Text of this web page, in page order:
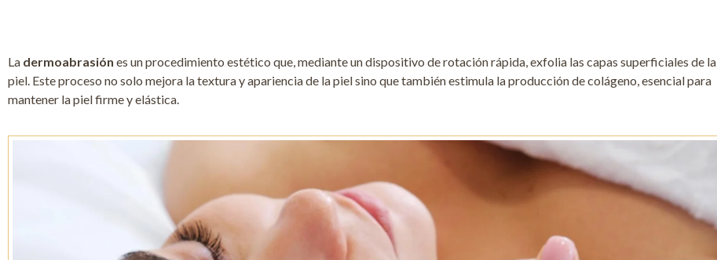
La dermoabrasión es un procedimiento estético que, mediante un dispositivo de rotación rápida, exfolia las capas superficiales de la
piel. Este proceso no solo mejora la textura y apariencia de la piel sino que también estimula la producción de colágeno, esencial para
mantener la piel firme y elástica.